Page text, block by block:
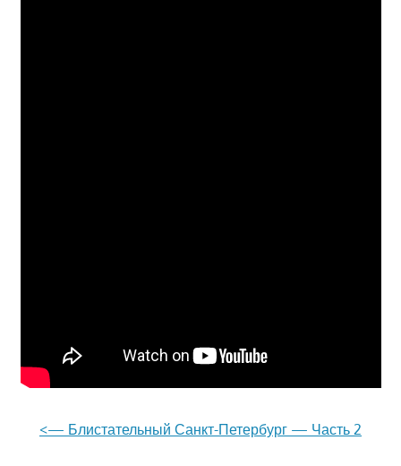
<— Блистательный Санкт-Петербург — Часть 2